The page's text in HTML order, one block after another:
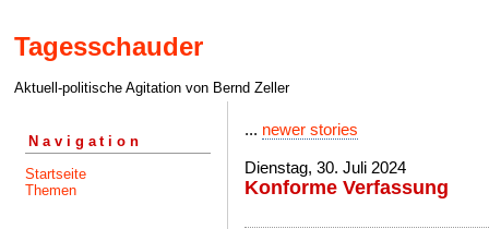
Tagesschauder
Aktuell-politische Agitation von Bernd Zeller
Navigation
Startseite
Themen
... newer stories
Dienstag, 30. Juli 2024
Konforme Verfassung